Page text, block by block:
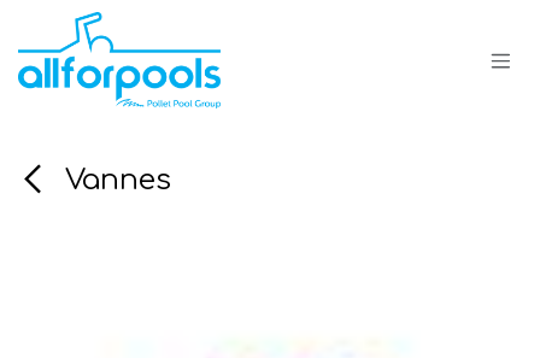
Se rendre au contenu
Vannes